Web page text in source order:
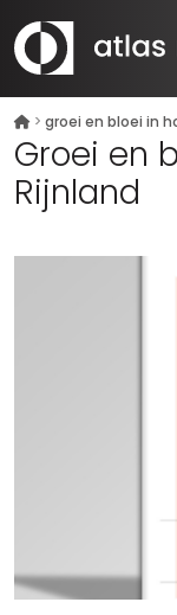
> groei en bloei in
Groei en
Rijnland